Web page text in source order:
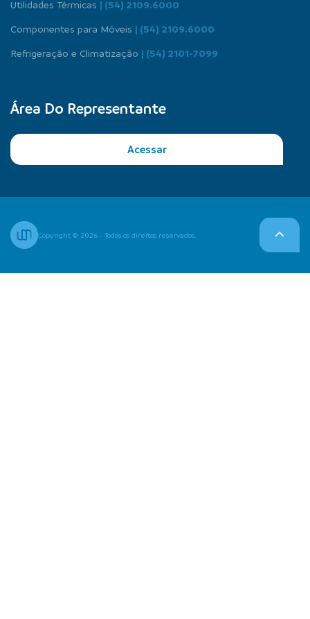
Utilidades Térmicas | (54) 2109.6000
Componentes para Móveis | (54) 2109.6000
Refrigeração e Climatização | (54) 2101-7099
Área Do Representante
Acessar
Copyright © 2026 - Todos os direitos reservados.